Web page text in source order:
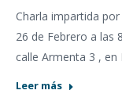
Charla impartida por
26 de Febrero a las
calle Armenta 3 , en
Leer más